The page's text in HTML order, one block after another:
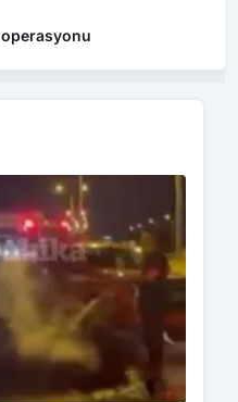
operasyonu